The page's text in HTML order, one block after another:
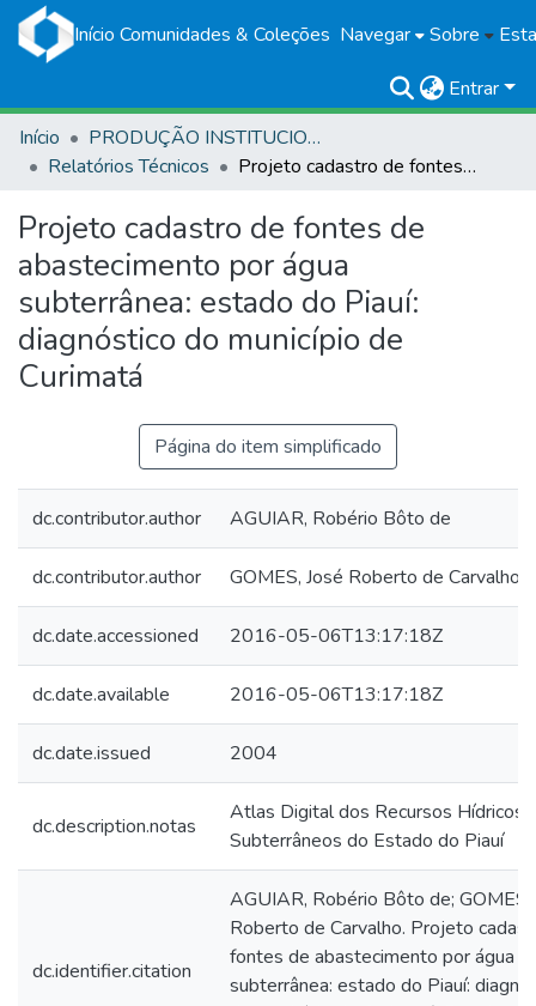
Início Comunidades & Coleções Navegar Sobre
Entrar
Início
PRODUÇÃO INSTITUCIONAL
Relatórios Técnicos
Projeto cadastro de fontes de abastecimento por água subterrânea: estado do Piauí: diagnóstico do município de Curimatá
Projeto cadastro de fontes de
abastecimento por água
subterrânea: estado do Piauí:
diagnóstico do município de
Curimatá
Página do item simplificado
dc.contributor.author AGUIAR, Robério Bôto de
dc.contributor.author GOMES, José Roberto de Carvalho
dc.date.accessioned 2016-05-06T13:17:18Z
dc.date.available 2016-05-06T13:17:18Z
dc.date.issued 2004
dc.description.notas
Atlas Digital dos Recursos Hídricos
Subterrâneos do Estado do Piauí
dc.identifier.citation
AGUIAR, Robério Bôto de; GOMES,
Roberto de Carvalho. Projeto
fontes de abastecimento por água
subterrânea: estado do Piauí: